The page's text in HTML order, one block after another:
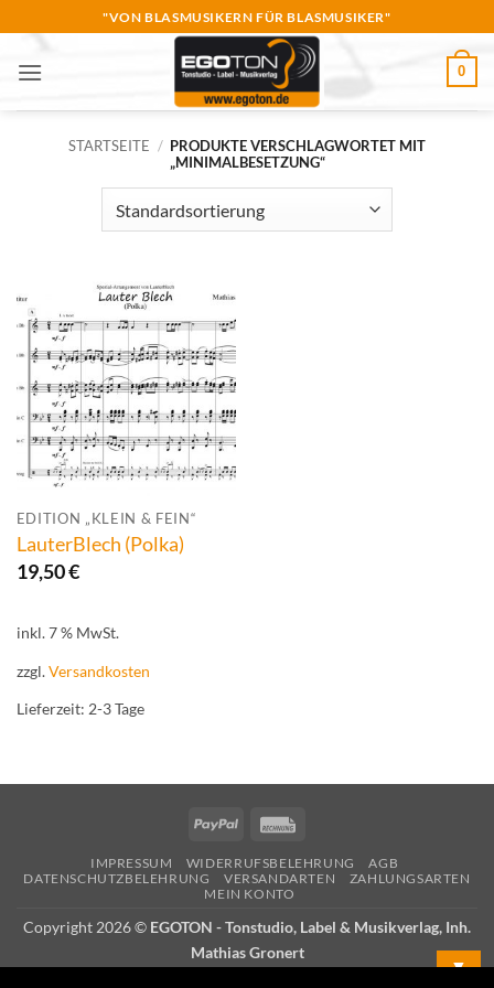
Inhalt
springen
"VON BLASMUSIKERN FÜR BLASMUSIKER"
0
STARTSEITE / PRODUKTE VERSCHLAGWORTET MIT
„MINIMALBESETZUNG“
EDITION „KLEIN & FEIN“
LauterBlech (Polka)
19,50€
inkl. 7 % MwSt.
zzgl.Versandkosten
Lieferzeit: 2-3 Tage
PayPal
IMPRESSUM WIDERRUFSBELEHRUNG
AGB
DATENSCHUTZBELEHRUNG
VERSANDARTEN
ZAHLUNGSARTEN
MEIN KONTO
Copyright 2026 © EGOTON - Tonstudio, Label & Musikverlag, Inh.
Mathias Gronert
▼